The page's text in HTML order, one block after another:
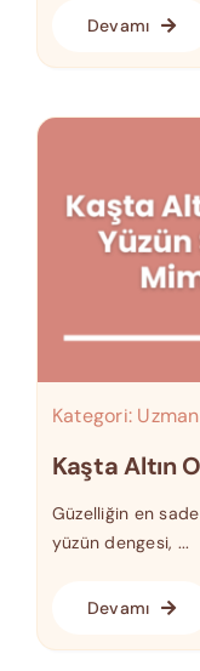
Devamı
Kategori:
Kaşta Altın
Güzelliğin en
yüzün dengesi, ...
Devamı